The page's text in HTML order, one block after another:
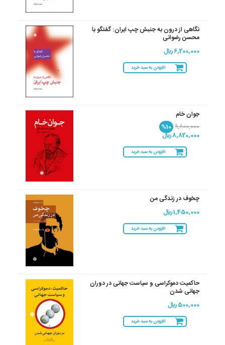
نگاهی از درون به جنبش چپ ایران: گفتگو با
محسن رضوانی
6,200,000 ريال
افزودن به سبد خرید
جوان خام
9,800,000
%10
8,820,000 ريال
افزودن به سبد خرید
چخوف در زندگی من
1,450,000 ريال
افزودن به سبد خرید
حاکمیت دموکراسی و سیاست جهانی در دوران
جهانی شدن
500,000 ريال
افزودن به سبد خرید